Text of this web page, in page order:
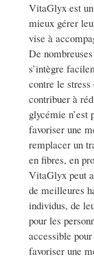
VitaGlyx est
mieux gérer
vise à
De
s’intègre
contre le
contribuer à
glycémie n’est
favoriser une
remplacer un
en fibres, en
VitaGlyx peut
de meilleures
individus, de
pour les
accessible
favoriser une